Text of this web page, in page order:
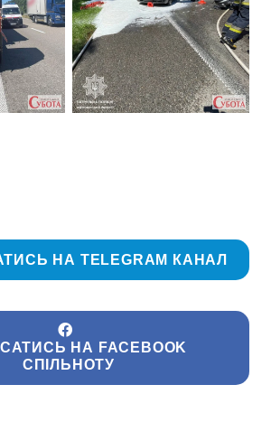
НА TELEGRAM КАНАЛ
НА FACEBOOK
СПІЛЬНОТУ